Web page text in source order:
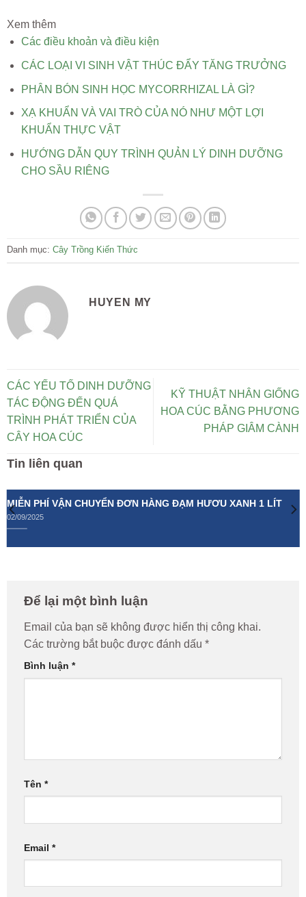
Xem thêm
Các điều khoản và điều kiện
CÁC LOẠI VI SINH VẬT THÚC ĐẨY TĂNG TRƯỞNG
PHÂN BÓN SINH HỌC MYCORRHIZAL LÀ GÌ?
XẠ KHUẨN VÀ VAI TRÒ CỦA NÓ NHƯ MỘT LỢI
KHUẨN THỰC VẬT
HƯỚNG DẪN QUY TRÌNH QUẢN LÝ DINH DƯỠNG
CHO SẦU RIÊNG
Danh mục: Cây Trồng Kiến Thức
HUYEN MY
CÁC YẾU TỐ DINH DƯỠNG
TÁC ĐỘNG ĐẾN QUÁ
TRÌNH PHÁT TRIỂN CỦA
CÂY HOA CÚC
KỸ THUẬT NHÂN GIỐNG
HOA CÚC BẰNG PHƯƠNG
PHÁP GIÂM CÀNH
Tin liên quan
MIỄN PHÍ VẬN CHUYỂN ĐƠN HÀNG ĐẠM HƯƠU XANH 1 LÍT
02/09/2025
Để lại một bình luận
Email của bạn sẽ không được hiển thị công khai.
Các trường bắt buộc được đánh dấu *
Bình luận *
Tên *
Email *